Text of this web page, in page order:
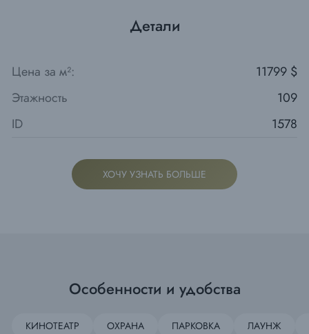
Детали
Цена за м²:
11799 $
Этажность
109
ID
1578
ХОЧУ УЗНАТЬ БОЛЬШЕ
Особенности и удобства
КИНОТЕАТР ОХРАНА ПАРКОВКА
ЛАУНЖ